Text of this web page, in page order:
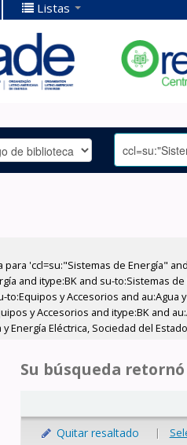
Listas
'ccl=su:"Sistemas de Energía"
and itype:BK and su-to:Sistemas
to:Equipos y Accesorios and au:Agua
y Accesorios and itype:BK and
y Energía Eléctrica, Sociedad del
Su búsqueda
Quitar resaltado |